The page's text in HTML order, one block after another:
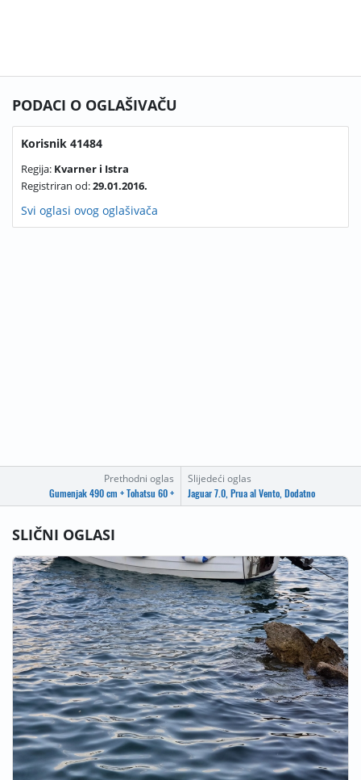
Prethodni oglas
Gumenjak 490 cm + Tohatsu 60 +
Slijedeći oglas
Jaguar 7.0, Prua al Vento, Dodatno
PODACI O OGLAŠIVAČU
Korisnik 41484
Regija: Kvarner i Istra
Registriran od:29.01.2016.
Svi oglasi ovog oglašivača
SLIČNI OGLASI